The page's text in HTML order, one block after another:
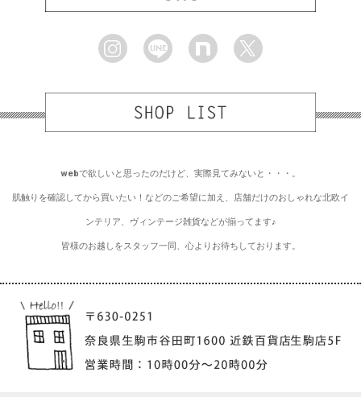
webで欲しいと思ったのだけど、実際見てみないと・・・。
肌触りを確認してから買いたい！などのご希望に加え、店舗だけのおしゃれな北欧イ
ンテリア、ヴィンテージ雑貨などが揃ってます♪
皆様のお越しをスタッフ一同、心よりお待ちしております。